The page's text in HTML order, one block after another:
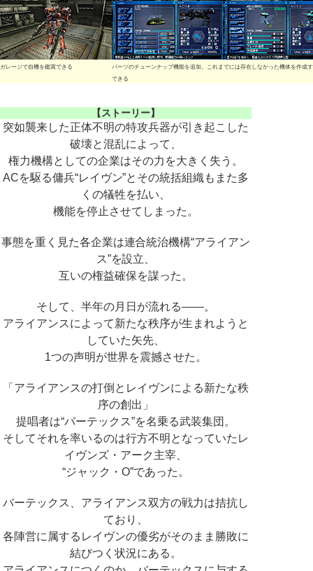
ガレージで自機を鑑賞できる
パーツのチューンナップ機能を追加。これまでには存在しなかった機体を作成
できる
【ストーリー】
突如襲来した正体不明の特攻兵器が引き起こした
破壊と混乱によって、
権力機構としての企業はその力を大きく失う。
ACを駆る傭兵“レイヴン”とその統括組織もまた多
くの犠牲を払い、
機能を停止させてしまった。
事態を重く見た各企業は連合統治機構“アライアン
ス”を設立、
互いの権益確保を謀った。
そして、半年の月日が流れる――。
アライアンスによって新たな秩序が生まれようと
していた矢先、
1つの声明が世界を震撼させた。
「アライアンスの打倒とレイヴンによる新たな秩
序の創出」
提唱者は“バーテックス”を名乗る武装集団。
そしてそれを率いるのは行方不明となっていたレ
イヴンズ・アーク主宰、
“ジャック・O”であった。
バーテックス、アライアンス双方の戦力は拮抗し
ており、
各陣営に属するレイヴンの優劣がそのまま勝敗に
結びつく状況にある。